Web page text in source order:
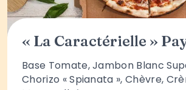
« La Caractérielle »
Base Tomate, Jambon Blanc
Chorizo « Spianata », Chèvre,